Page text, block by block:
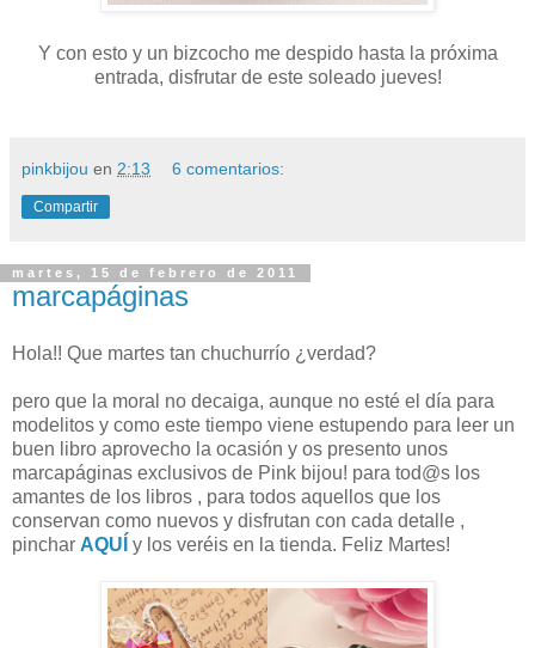
Y con esto y un bizcocho me despido hasta la próxima
entrada, disfrutar de este soleado jueves!
pinkbijou en 2:13 6 comentarios:
Compartir
martes, 15 de febrero de 2011
marcapáginas
Hola!! Que martes tan chuchurrío ¿verdad?
pero que la moral no decaiga, aunque no esté el día para
modelitos y como este tiempo viene estupendo para leer un
buen libro aprovecho la ocasión y os presento unos
marcapáginas exclusivos de Pink bijou! para tod@s los
amantes de los libros , para todos aquellos que los
conservan como nuevos y disfrutan con cada detalle ,
pinchar AQUÍ y los veréis en la tienda. Feliz Martes!